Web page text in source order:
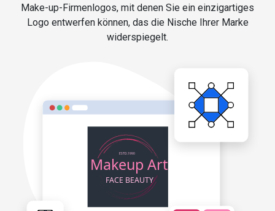
Make-up-Firmenlogos, mit denen Sie ein einzigartiges
Logo entwerfen können, das die Nische Ihrer Marke
widerspiegelt.